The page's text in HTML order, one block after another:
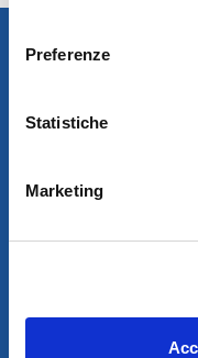
Preferenze
Statistiche
Marketing